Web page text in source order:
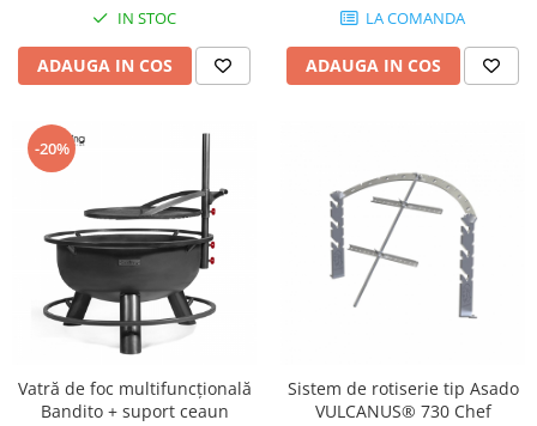
IN STOC
ADAUGA IN COS
LA COMANDA
ADAUGA IN COS
-20%
Vatră de foc multifuncțională
Bandito + suport ceaun
Sistem de rotiserie tip Asado
VULCANUS® 730 Chef